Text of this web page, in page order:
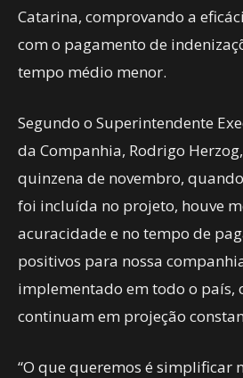
Catarina, comprovando a
com o pagamento de
tempo médio menor.
Segundo o Superintendente
da Companhia, Rodrigo
quinzena de novembro,
foi incluída no projeto, houve
acuracidade e no tempo de
positivos para nossa
implementado em todo o país,
continuam em projeção
“O que queremos é simplificar